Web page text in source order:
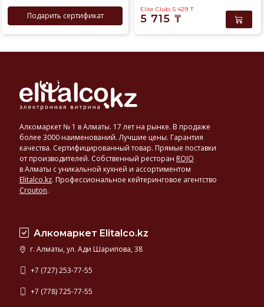
Подарить сертификат
Elite Club: 5 429 ₸
5 715 ₸
Алкомаркет № 1 в Алматы. 17 лет на рынке. В продаже
более 3000 наименований. Лучшие цены. Гарантия
качества. Сертифицированный товар. Прямые поставки
от производителей. Собственный ресторан ROJO
в Алматы с уникальной кухней и ассортиментом
Elitalco.kz. Профессиональное кейтеринговое агентство
Crouton.
Алкомаркет Elitalco.kz
г. Алматы, ул. Ади Шарипова, 38
+7 (727) 253-77-55
+7 (778) 725-77-55